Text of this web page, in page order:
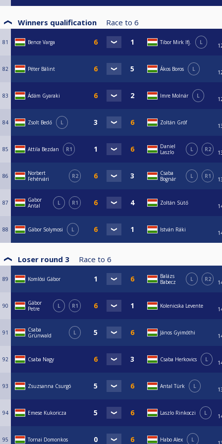
Winners qualification Race to 6
81 Bence Varga Tibor Mirk Ifj. L
82 Péter Bálint Ákos Boros L
83 Ádám Gyaraki Imre Molnár L
84 Zsolt Bedő L Zoltán Gróf
85 Attila Bezdan R1
Daniel
Laszlo
L R2
86
Norbert
Fehérvári
R2
Csaba
Bognár
L R1
87
Gabor
Antal
L R1 Zoltán Sütő
88 Gábor Solymosi L István Ráki
Loser round 3 Race to 6
89 Komlósi Gábor
Balázs
Babecz
L R2
90
Gábor
Petre
L R1 Kolenicska Levente
91
Csaba
Grünwald
L János Gyimóthi
92 Csaba Nagy Csaba Herkovics L
93 Zsuzsanna Csurgó Antal Türk L
94 Emese Kukoricza Laszlo Rinkoczi L
95 Tornai Domonkos Habo Alex L